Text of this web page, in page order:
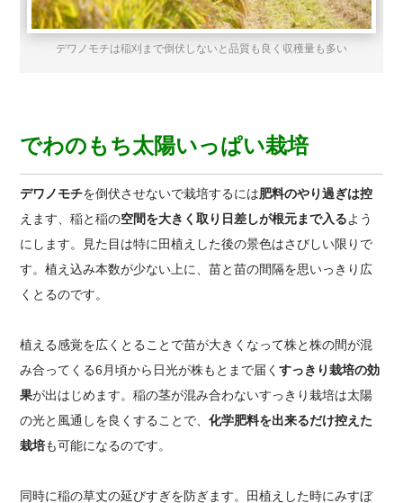
デワノモチは稲刈まで倒伏しないと品質も良く収穫量も多い
でわのもち太陽いっぱい栽培
デワノモチを倒伏させないで栽培するには肥料のやり過ぎは控
えます、稲と稲の空間を大きく取り日差しが根元まで入るよう
にします。見た目は特に田植えした後の景色はさびしい限りで
す。植え込み本数が少ない上に、苗と苗の間隔を思いっきり広
くとるのです。
植える感覚を広くとることで苗が大きくなって株と株の間が混
み合ってくる6月頃から日光が株もとまで届くすっきり栽培の効
果が出はじめます。稲の茎が混み合わないすっきり栽培は太陽
の光と風通しを良くすることで、化学肥料を出来るだけ控えた
栽培も可能になるのです。
同時に稲の草丈の延びすぎを防ぎます。田植えした時にみすぼ